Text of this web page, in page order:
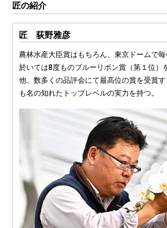
匠の紹介
匠 荻野雅彦
農林水産大臣賞はもちろん、東京ドームで
於いては8度ものブルーリボン賞（第１位）
他、数多くの品評会にて最高位の賞を受賞
も名の知れたトップレベルの実力を持つ。